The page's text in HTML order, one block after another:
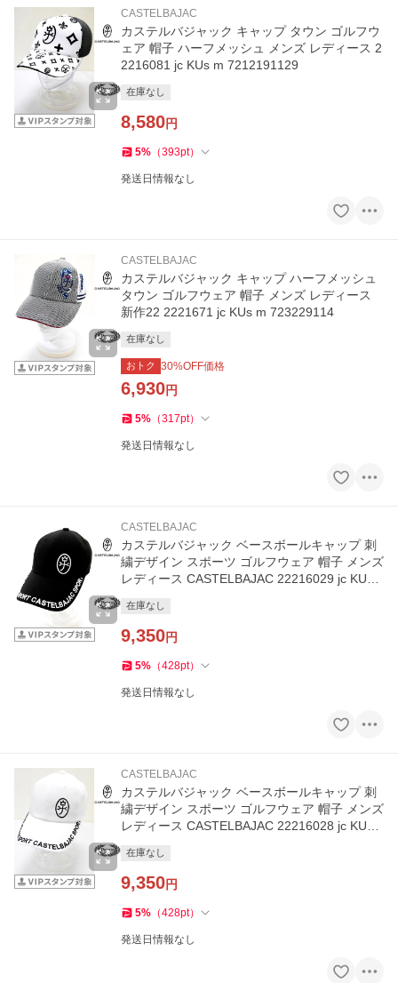
CASTELBAJAC
カステルバジャック キャップ タウン ゴルフウ
ェア 帽子 ハーフメッシュ メンズ レディース 2
2216081 jc KUs m 7212191129
在庫なし
8,580円
5% （393pt）
発送日情報なし
CASTELBAJAC
カステルバジャック キャップ ハーフメッシュ
タウン ゴルフウェア 帽子 メンズ レディース
新作22 2221671 jc KUs m 723229114
在庫なし
おトク 30%OFF価格
6,930円
5% （317pt）
発送日情報なし
CASTELBAJAC
カステルバジャック ベースボールキャップ 刺
繍デザイン スポーツ ゴルフウェア 帽子 メンズ
レディース CASTELBAJAC 22216029 jc KUs
在庫なし
9,350円
5% （428pt）
発送日情報なし
CASTELBAJAC
カステルバジャック ベースボールキャップ 刺
繍デザイン スポーツ ゴルフウェア 帽子 メンズ
レディース CASTELBAJAC 22216028 jc KUs
在庫なし
9,350円
5% （428pt）
発送日情報なし